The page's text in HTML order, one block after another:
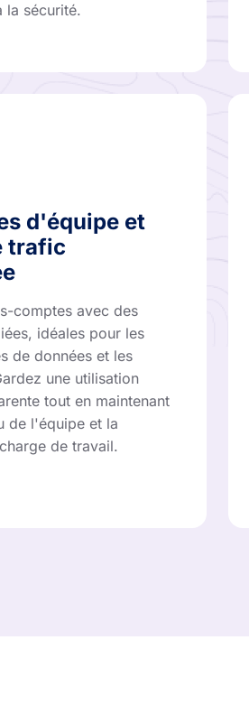
la sécurité.
d'équipe et
trafic
comptes avec des
idéales pour les
de données et les
une utilisation
tout en maintenant
de l'équipe et la
de travail.